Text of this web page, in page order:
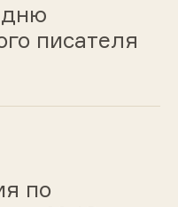
дню
писателя
по